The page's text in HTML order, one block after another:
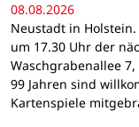
08.08.2026
Neustadt in
um 17.30 Uhr der
Waschgrabenallee
99 Jahren sind
Kartenspiele